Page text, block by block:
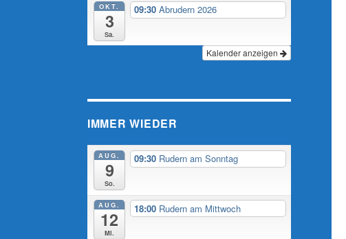
OKT.
3
Sa.
09:30Abrudern 2026
Kalender anzeigen
IMMER WIEDER
AUG.
9
So.
09:30 Rudern am Sonntag
AUG.
12
Mi.
18:00 Rudern am Mittwoch